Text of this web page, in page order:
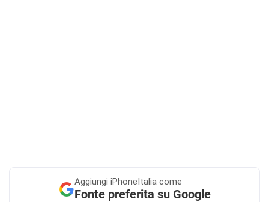
Aggiungi iPhoneItalia come
Fonte preferita su Google